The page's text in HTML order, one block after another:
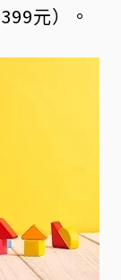
元）。